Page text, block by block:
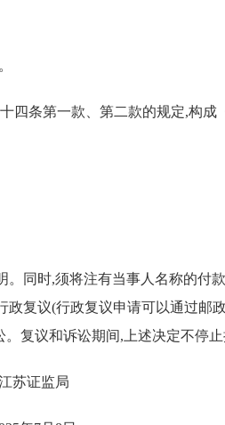
四条第一款、第二款的规定,构成
同时,须将注有当事人名称的付
复议(行政复议申请可以通过邮
复议和诉讼期间,上述决定不停止
苏证监局